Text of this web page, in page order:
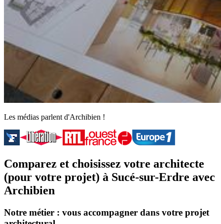
Les médias parlent d'Archibien !
Comparez et choisissez votre architecte
(pour votre projet) à Sucé-sur-Erdre avec
Archibien
Notre métier : vous accompagner dans votre projet